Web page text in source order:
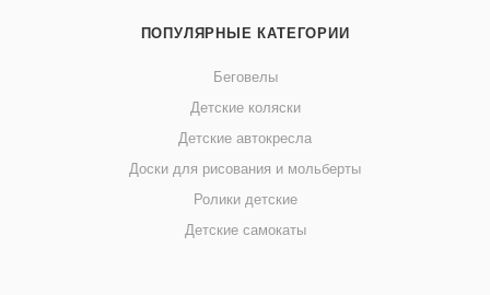
ПОПУЛЯРНЫЕ КАТЕГОРИИ
Беговелы
Детские коляски
Детские автокресла
Доски для рисования и мольберты
Ролики детские
Детские самокаты